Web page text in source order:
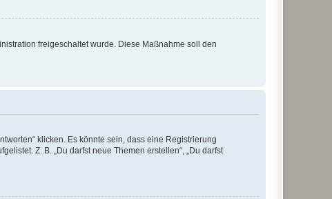
freigeschaltet wurde. Diese Maßnahme soll den
klicken. Es könnte sein, dass eine Registrierung
Z. B. „Du darfst neue Themen erstellen“, „Du darfst